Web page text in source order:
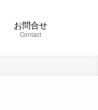
お問合せ
Contact